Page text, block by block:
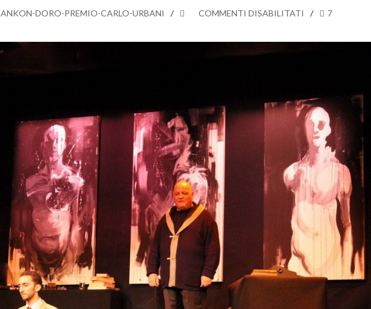
ANKON-DORO-PREMIO-CARLO-URBANI COMMENTI DISABILITATI
SU
I
FINALISTI
LA
COMPAGNIA
“GLI
IGNOTI”
DI
NAPOLI
7